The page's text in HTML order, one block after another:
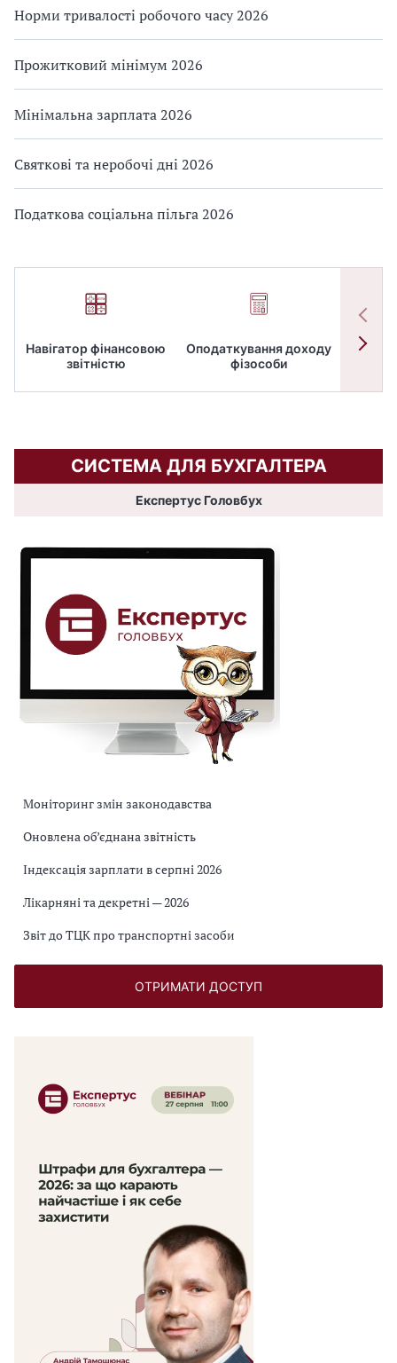
Норми тривалості робочого часу 2026
Прожитковий мінімум 2026
Мінімальна зарплата 2026
Святкові та неробочі дні 2026
Податкова соціальна пільга 2026
Навігатор фінансовою
звітністю
Оподаткування доходу
фізособи
СИСТЕМА ДЛЯ БУХГАЛТЕРА
Експертус Головбух
Моніторинг змін законодавства
Оновлена об’єднана звітність
Індексація зарплати в серпні 2026
Лікарняні та декретні — 2026
Звіт до ТЦК про транспортні засоби
ОТРИМАТИ ДОСТУП